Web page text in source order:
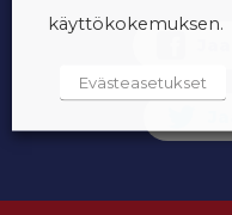
käyttökokemuksen.
Evästeasetukset